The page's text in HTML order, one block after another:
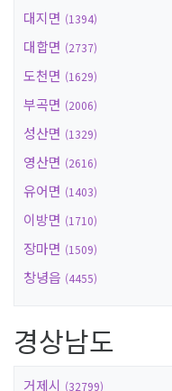
대지면 (1394)
대합면 (2737)
도천면 (1629)
부곡면 (2006)
성산면 (1329)
영산면 (2616)
유어면 (1403)
이방면 (1710)
장마면 (1509)
창녕읍 (4455)
경상남도
거제시 (32799)